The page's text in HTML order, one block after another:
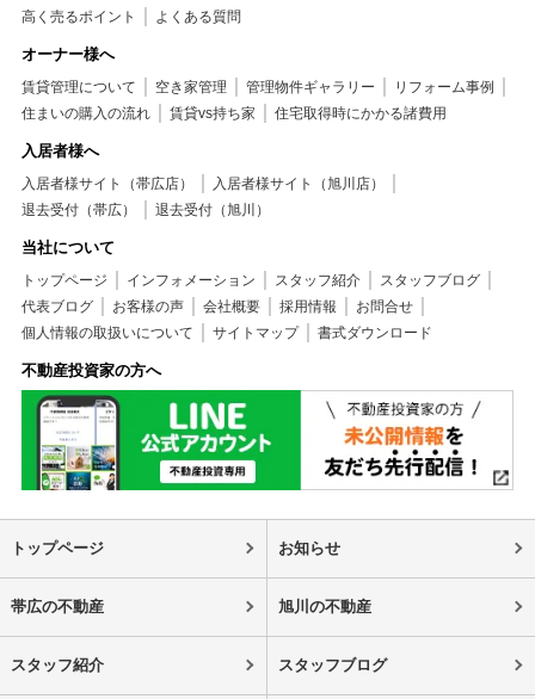
高く売るポイント
よくある質問
オーナー様へ
賃貸管理について 空き家管理 管理物件ギャラリー
リフォーム事例
住まいの購入の流れ
賃貸vs持ち家 住宅取得時にかかる諸費用
入居者様へ
入居者様サイト（帯広店）
入居者様サイト（旭川店）
退去受付（帯広）
退去受付（旭川）
当社について
トップページ インフォメーション スタッフ紹介
スタッフブログ
代表ブログ
お客様の声 会社概要 採用情報
お問合せ
個人情報の取扱いについて
サイトマップ 書式ダウンロード
不動産投資家の方へ
トップページ お知らせ
帯広の不動産 旭川の不動産
スタッフ紹介 スタッフブログ